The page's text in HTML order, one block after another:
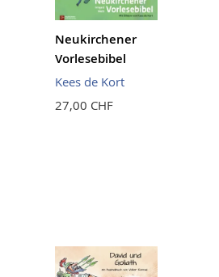
Neukirchener
Vorlesebibel
Kees de Kort
27,00 CHF